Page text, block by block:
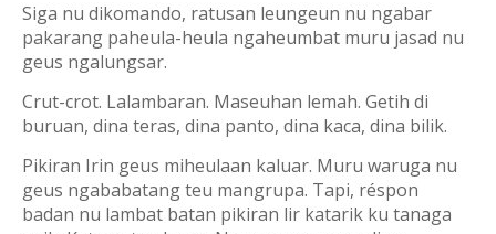
Siga nu dikomando, ratusan leungeun nu ngabar
pakarang paheula-heula ngaheumbat muru jasad nu
geus ngalungsar.
Crut-crot. Lalambaran. Maseuhan lemah. Getih di
buruan, dina teras, dina panto, dina kaca, dina bilik.
Pikiran Irin geus miheulaan kaluar. Muru waruga nu
geus ngababatang teu mangrupa. Tapi, réspon
badan nu lambat batan pikiran lir katarik ku tanaga